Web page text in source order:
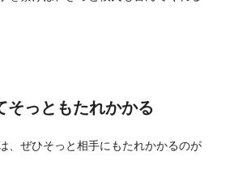
そっともたれかかる
、ぜひそっと相手にもたれかかるのが